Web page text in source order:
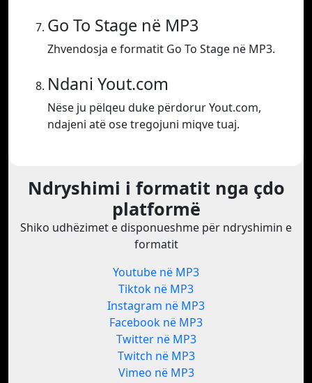
Go To Stage në MP3
Zhvendosja e formatit Go To Stage në MP3.
Ndani Yout.com
Nëse ju pëlqeu duke përdorur Yout.com,
ndajeni atë ose tregojuni miqve tuaj.
Ndryshimi i formatit nga çdo
platformë
Shiko udhëzimet e disponueshme për ndryshimin e
formatit
Youtube në MP3
Tiktok në MP3
Instagram në MP3
Facebook në MP3
Twitter në MP3
Twitch në MP3
Vimeo në MP3